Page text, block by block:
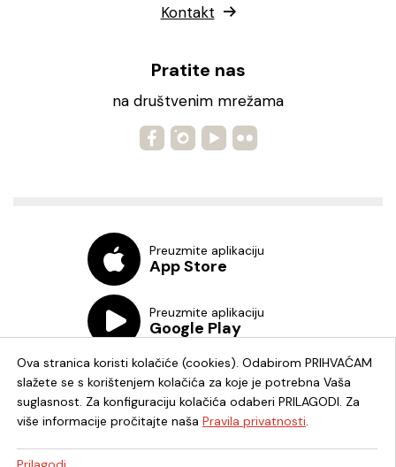
Kontakt
Pratite nas
na društvenim mrežama
Preuzmite aplikaciju
App Store
Preuzmite aplikaciju
Google Play
Ova stranica koristi kolačiće (cookies). Odabirom PRIHVAĆAM
slažete se s korištenjem kolačića za koje je potrebna Vaša
suglasnost. Za konfiguraciju kolačića odaberi PRILAGODI. Za
više informacije pročitajte naša Pravila privatnosti.